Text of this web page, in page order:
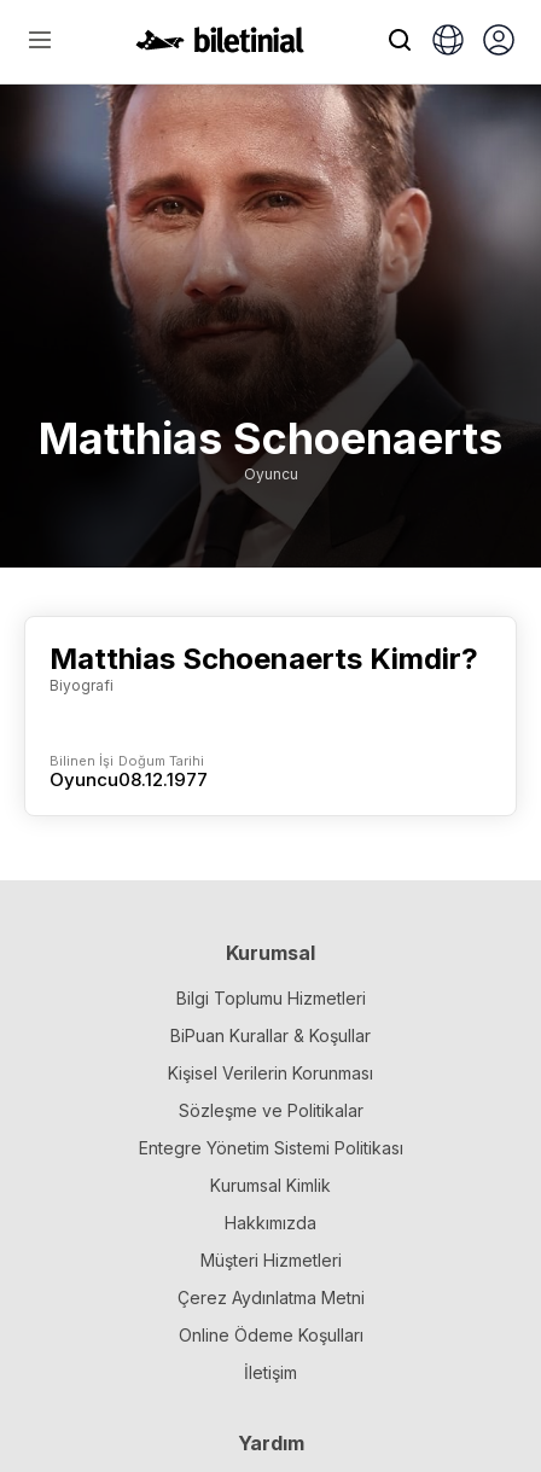
Matthias Schoenaerts
Oyuncu
Matthias Schoenaerts Kimdir?
Biyografi
Bilinen İşi
Oyuncu
Doğum Tarihi
08.12.1977
Kurumsal
Bilgi Toplumu Hizmetleri
BiPuan Kurallar & Koşullar
Kişisel Verilerin Korunması
Sözleşme ve Politikalar
Entegre Yönetim Sistemi Politikası
Kurumsal Kimlik
Hakkımızda
Müşteri Hizmetleri
Çerez Aydınlatma Metni
Online Ödeme Koşulları
İletişim
Yardım